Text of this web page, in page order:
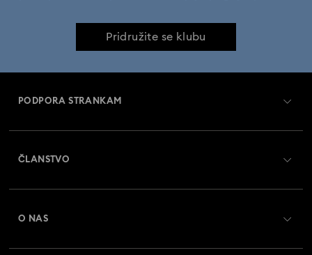
Pridružite se klubu
PODPORA STRANKAM
ČLANSTVO
O NAS